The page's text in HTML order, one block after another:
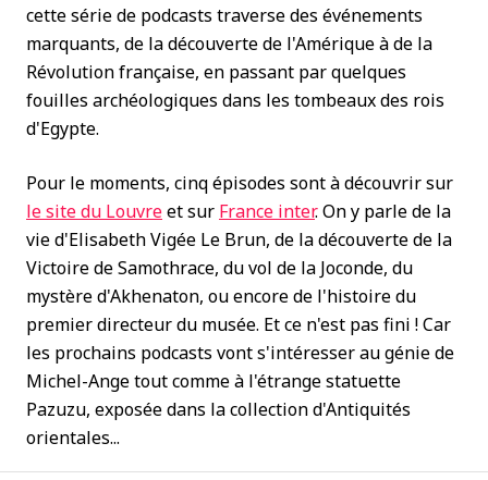
cette série de podcasts traverse des événements
marquants, de la découverte de l'Amérique à de la
Révolution française, en passant par quelques
fouilles archéologiques dans les tombeaux des rois
d'Egypte.
Pour le moments, cinq épisodes sont à découvrir sur
le site du Louvreet sur France inter. On y parle de la
vie d'Elisabeth Vigée Le Brun, de la découverte de la
Victoire de Samothrace, du vol de la Joconde, du
mystère d'Akhenaton, ou encore de l'histoire du
premier directeur du musée. Et ce n'est pas fini ! Car
les prochains podcasts vont s'intéresser au génie de
Michel-Ange tout comme à l'étrange statuette
Pazuzu, exposée dans la collection d'Antiquités
orientales...